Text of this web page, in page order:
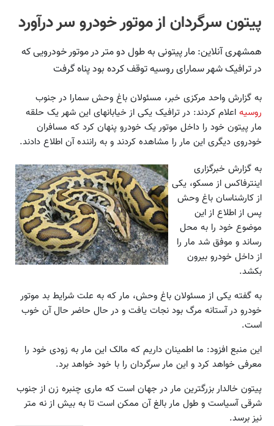
پیتون سرگردان از موتور خودرو سر درآورد
همشهری آنلاین: مار پیتونی به طول دو متر در موتور خودرویی که
در ترافیک شهر سمارای روسیه توقف کرده بود پناه گرفت
به گزارش واحد مرکزی خبر، مسئولان باغ وحش سمارا در جنوب
روسیه اعلام کردند: در ترافیک یکی از خیابانهای این شهر یک حلقه
مار پیتون خود را داخل موتور یک خودرو پنهان کرد که مسافران
خودروی دیگری این مار را مشاهده کردند و به راننده آن اطلاع دادند.
به گزارش خبرگزاری
اینترفاکس از مسکو، یکی
از کارشناسان باغ وحش
پس از اطلاع از این
موضوع خود را به محل
رساند و موفق شد مار را
از داخل خودرو بیرون
بکشد.
به گفته یکی از مسئولان باغ وحش، مار که به علت شرایط بد موتور
خودرو در آستانه مرگ بود نجات یافت و در حال حاضر حال آن خوب
است.
این منبع افزود: ما اطمینان داریم که مالک این مار به زودی خود را
معرفی خواهد کرد و این مار سرگردان را با خود خواهد برد.
پیتون خالدار بزرگترین مار در جهان است که ماری چنبره زن از جنوب
شرقی آسیاست و طول مار بالغ آن ممکن است تا به بیش از نه متر
نیز برسد.